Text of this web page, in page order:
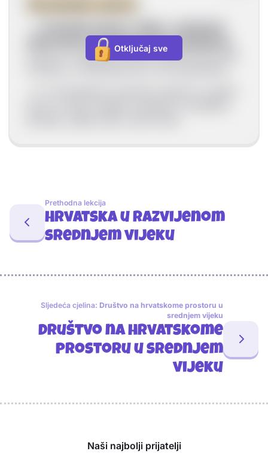
zakon pisan hrvatskim jezikom i glagoljicom
a govori o uređenju odnosa između stanovnika
Otključaj sve
Prethodna lekcija
Hrvatska u razvijenom
srednjem vijeku
Sljedeća cjelina: Društvo na hrvatskome prostoru u
srednjem vijeku
Društvo na hrvatskome
prostoru u srednjem
vijeku
Naši najbolji prijatelji